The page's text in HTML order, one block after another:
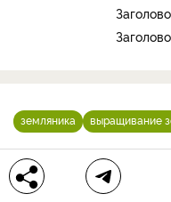
земляника выращивание
Пройдите тест!